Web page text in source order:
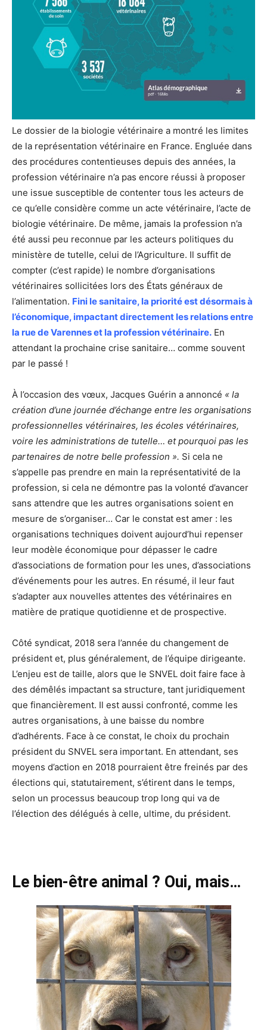
Le dossier de la biologie vétérinaire a montré les limites
de la représentation vétérinaire en France. Engluée dans
des procédures contentieuses depuis des années, la
profession vétérinaire n’a pas encore réussi à proposer
une issue susceptible de contenter tous les acteurs de
ce qu’elle considère comme un acte vétérinaire, l’acte de
biologie vétérinaire. De même, jamais la profession n’a
été aussi peu reconnue par les acteurs politiques du
ministère de tutelle, celui de l’Agriculture. Il suffit de
compter (c’est rapide) le nombre d’organisations
vétérinaires sollicitées lors des États généraux de
l’alimentation. Fini le sanitaire, la priorité est désormais à
l’économique, impactant directement les relations entre
la rue de Varennes et la profession vétérinaire. En
attendant la prochaine crise sanitaire… comme souvent
par le passé !
À l’occasion des vœux, Jacques Guérin a annoncé « la
création d’une journée d’échange entre les organisations
professionnelles vétérinaires, les écoles vétérinaires,
voire les administrations de tutelle… et pourquoi pas les
partenaires de notre belle profession ». Si cela ne
s’appelle pas prendre en main la représentativité de la
profession, si cela ne démontre pas la volonté d’avancer
sans attendre que les autres organisations soient en
mesure de s’organiser… Car le constat est amer : les
organisations techniques doivent aujourd’hui repenser
leur modèle économique pour dépasser le cadre
d’associations de formation pour les unes, d’associations
d’événements pour les autres. En résumé, il leur faut
s’adapter aux nouvelles attentes des vétérinaires en
matière de pratique quotidienne et de prospective.
Côté syndicat, 2018 sera l’année du changement de
président et, plus généralement, de l’équipe dirigeante.
L’enjeu est de taille, alors que le SNVEL doit faire face à
des démêlés impactant sa structure, tant juridiquement
que financièrement. Il est aussi confronté, comme les
autres organisations, à une baisse du nombre
d’adhérents. Face à ce constat, le choix du prochain
président du SNVEL sera important. En attendant, ses
moyens d’action en 2018 pourraient être freinés par des
élections qui, statutairement, s’étirent dans le temps,
selon un processus beaucoup trop long qui va de
l’élection des délégués à celle, ultime, du président.
Le bien-être animal ? Oui, mais…